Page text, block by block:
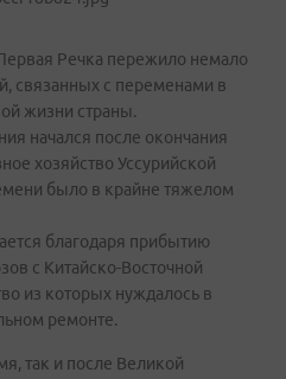
Речка пережило немало
связанных с переменами в
жизни страны.
начался после окончания
хозяйство Уссурийской
было в крайне тяжелом
благодаря прибытию
с Китайско-Восточной
из которых нуждалось в
ремонте.
так и после Великой